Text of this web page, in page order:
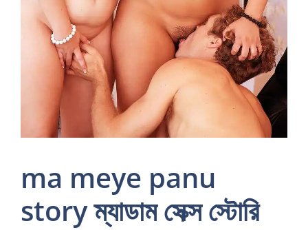
ma meye panu
story ম্যাডাম সেক্স স্টোরি